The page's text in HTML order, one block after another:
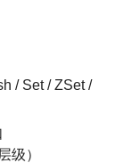
/ Set / ZSet /
级）